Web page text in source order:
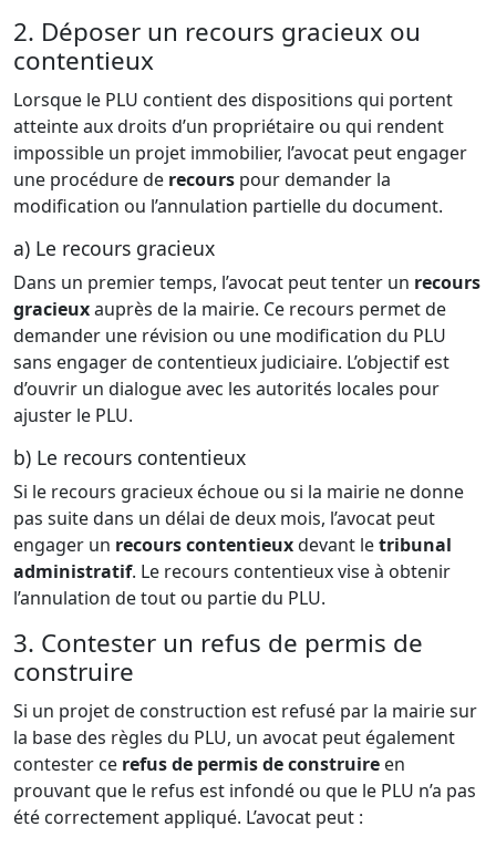
2. Déposer un recours gracieux ou
contentieux
Lorsque le PLU contient des dispositions qui portent
atteinte aux droits d’un propriétaire ou qui rendent
impossible un projet immobilier, l’avocat peut engager
une procédure de recours pour demander la
modification ou l’annulation partielle du document.
a) Le recours gracieux
Dans un premier temps, l’avocat peut tenter un recours
gracieuxauprès de la mairie. Ce recours permet de
demander une révision ou une modification du PLU
sans engager de contentieux judiciaire. L’objectif est
d’ouvrir un dialogue avec les autorités locales pour
ajuster le PLU.
b) Le recours contentieux
Si le recours gracieux échoue ou si la mairie ne donne
pas suite dans un délai de deux mois, l’avocat peut
engager un recours contentieuxdevant letribunal
administratif. Le recours contentieux vise à obtenir
l’annulation de tout ou partie du PLU.
3. Contester un refus de permis de
construire
Si un projet de construction est refusé par la mairie sur
la base des règles du PLU, un avocat peut également
contester ce refus de permis de construire en
prouvant que le refus est infondé ou que le PLU n’a pas
été correctement appliqué. L’avocat peut :